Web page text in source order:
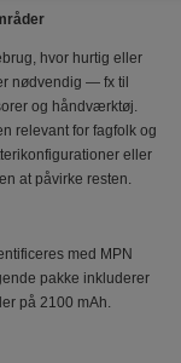
hvor hurtig eller
nødvendig — fx til
og håndværktøj.
relevant for fagfolk og
eller
at påvirke resten.
med MPN
pakke inkluderer
på 2100 mAh.